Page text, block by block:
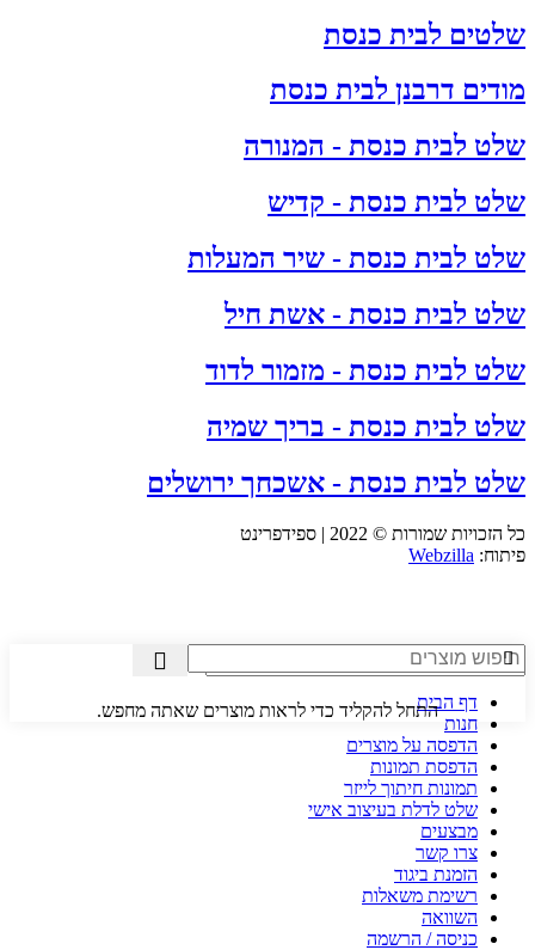
שלטים לבית כנסת
מודים דרבנן לבית כנסת
שלט לבית כנסת - המנורה
שלט לבית כנסת - קדיש
שלט לבית כנסת - שיר המעלות
שלט לבית כנסת - אשת חיל
שלט לבית כנסת - מזמור לדוד
שלט לבית כנסת - בריך שמיה
שלט לבית כנסת - אשכחך ירושלים
כל הזכויות שמורות © 2022 | ספידפרינט
פיתוח: Webzilla
התחל להקליד כדי לראות מוצרים שאתה מחפש.דף הבית
חנות
הדפסה על מוצרים
הדפסת תמונות
תמונות חיתוך לייזר
שלט לדלת בעיצוב אישי
מבצעים
צרו קשר
הזמנת ביגוד
רשימת משאלות
השוואה
כניסה / הרשמה